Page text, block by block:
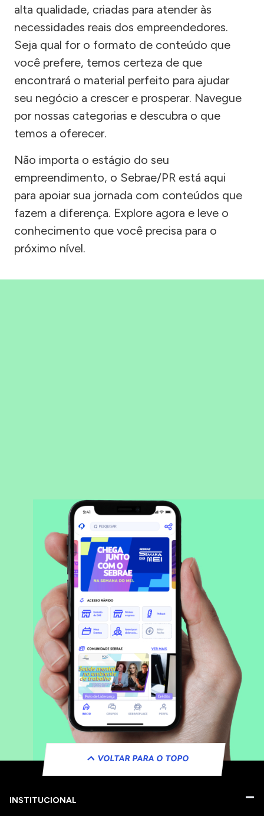
alta qualidade, criadas para atender às
necessidades reais dos empreendedores.
Seja qual for o formato de conteúdo que
você prefere, temos certeza de que
encontrará o material perfeito para ajudar
seu negócio a crescer e prosperar. Navegue
por nossas categorias e descubra o que
temos a oferecer.
Não importa o estágio do seu
empreendimento, o Sebrae/PR está aqui
para apoiar sua jornada com conteúdos que
fazem a diferença. Explore agora e leve o
conhecimento que você precisa para o
próximo nível.
VOLTAR PARA O TOPO
INSTITUCIONAL